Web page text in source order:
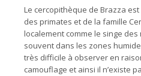
Le cercopithèque de Brazza
des primates et de la famille
localement comme le singe
souvent dans les zones
très difficile à observer en
camouflage et ainsi il n’existe